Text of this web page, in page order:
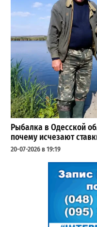
Рыбалка в Одесской
почему исчезают
20-07-2026 в 19:19